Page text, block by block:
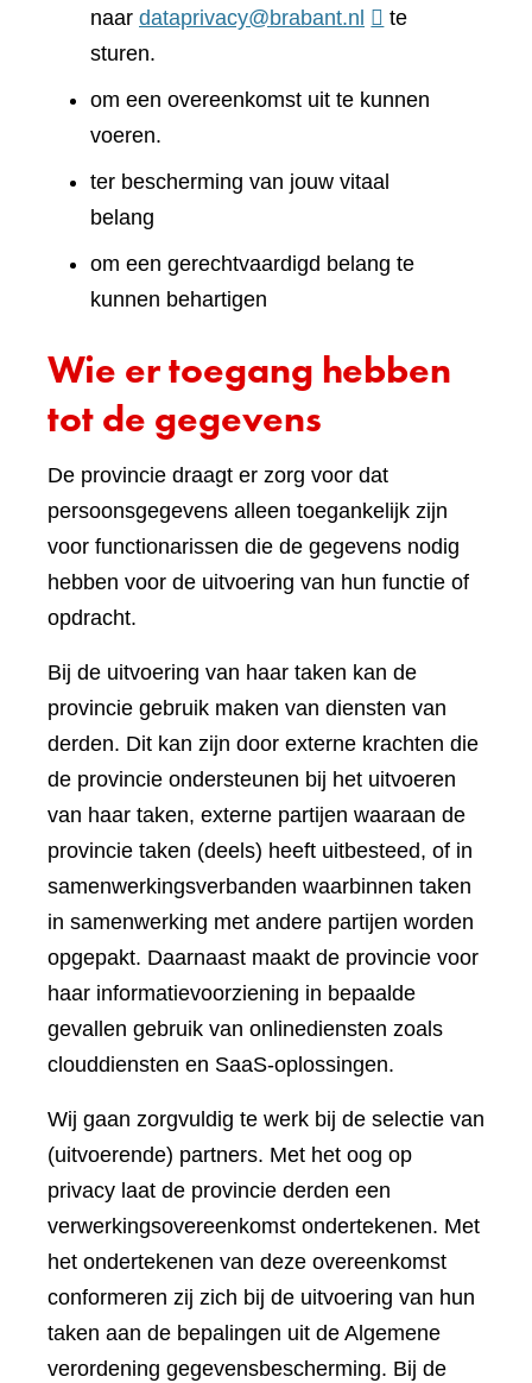
naar dataprivacy@brabant.nl
te
sturen.
om een overeenkomst uit te kunnen
voeren.
ter bescherming van jouw vitaal
belang
om een gerechtvaardigd belang te
kunnen behartigen
Wie er toegang hebben
tot de gegevens
De provincie draagt er zorg voor dat
persoonsgegevens alleen toegankelijk zijn
voor functionarissen die de gegevens nodig
hebben voor de uitvoering van hun functie of
opdracht.
Bij de uitvoering van haar taken kan de
provincie gebruik maken van diensten van
derden. Dit kan zijn door externe krachten die
de provincie ondersteunen bij het uitvoeren
van haar taken, externe partijen waaraan de
provincie taken (deels) heeft uitbesteed, of in
samenwerkingsverbanden waarbinnen taken
in samenwerking met andere partijen worden
opgepakt. Daarnaast maakt de provincie voor
haar informatievoorziening in bepaalde
gevallen gebruik van onlinediensten zoals
clouddiensten en SaaS-oplossingen.
Wij gaan zorgvuldig te werk bij de selectie van
(uitvoerende) partners. Met het oog op
privacy laat de provincie derden een
verwerkingsovereenkomst ondertekenen. Met
het ondertekenen van deze overeenkomst
conformeren zij zich bij de uitvoering van hun
taken aan de bepalingen uit de Algemene
verordening gegevensbescherming. Bij de